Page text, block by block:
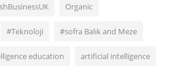
Organic
#Teknoloji #sofra Balık and Meze
education artificial intelligence